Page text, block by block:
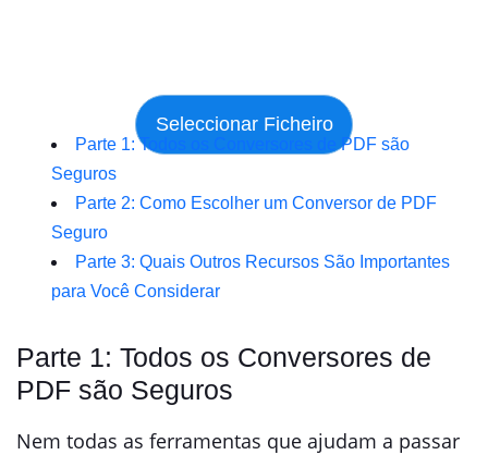
Parte 1: Todos os Conversores de PDF são
Seguros
Parte 2: Como Escolher um Conversor de PDF
Seguro
Parte 3: Quais Outros Recursos São Importantes
para Você Considerar
Parte 1: Todos os Conversores de
PDF são Seguros
Nem todas as ferramentas que ajudam a passar